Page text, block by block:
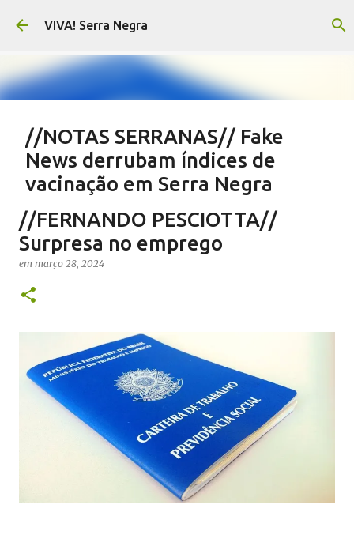
Pular para o conteúdo principal
VIVA! Serra Negra
//NOTAS SERRANAS// Fake
News derrubam índices de
vacinação em Serra Negra
VACINAÇÃO SERRA NEGRA
VIVA! SERRA NEGRA NO AR
//FERNANDO PESCIOTTA//
Surpresa no emprego
em março 28, 2024